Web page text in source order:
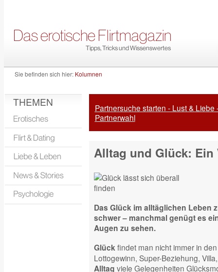
Sie befinden sich hier: Kolumnen
THEMEN
Partnersuche starten - Lust & Liebe
Partnerwahl
Alltag und Glück: Ein
Das Glück im alltäglichen Leben
schwer ­– manchmal genügt es
Augen zu sehen.
Glück findet man nicht immer in
Lottogewinn, Super-Beziehung,
Alltag viele Gelegenheiten